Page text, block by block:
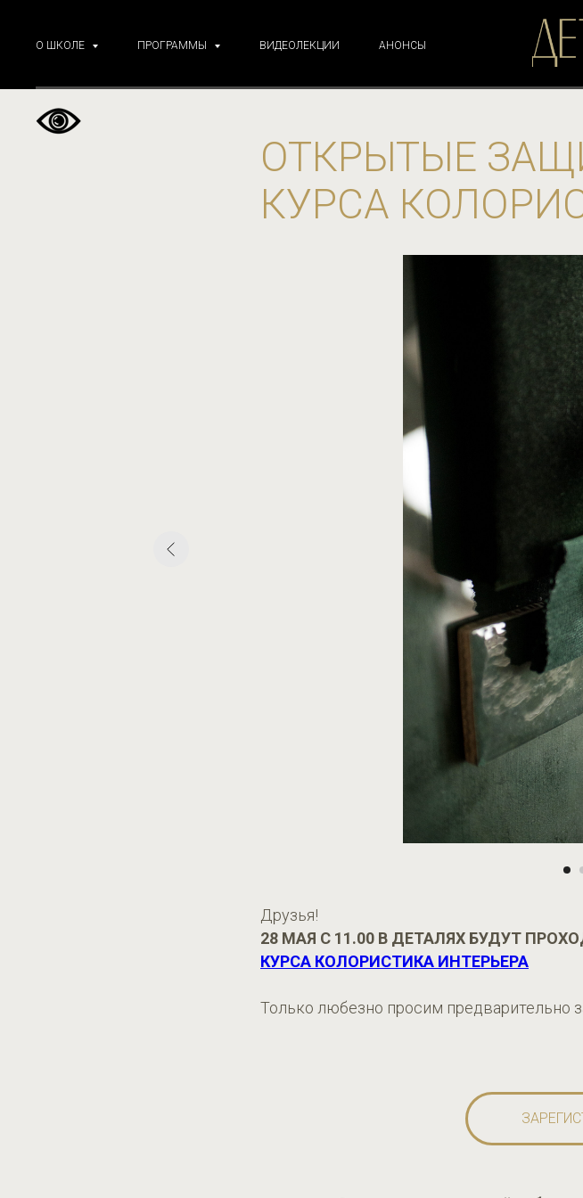
О ШКОЛЕ ПРОГРАММЫ ВИДЕОЛЕКЦИИ АНОНСЫ
ОТКРЫТЫЕ
КУРСА
Друзья!
28 МАЯ С 11.00 В ДЕТАЛЯХ БУДУТ
КУРСА КОЛОРИСТИКА ИНТЕРЬЕРА
Только любезно просим предварительно